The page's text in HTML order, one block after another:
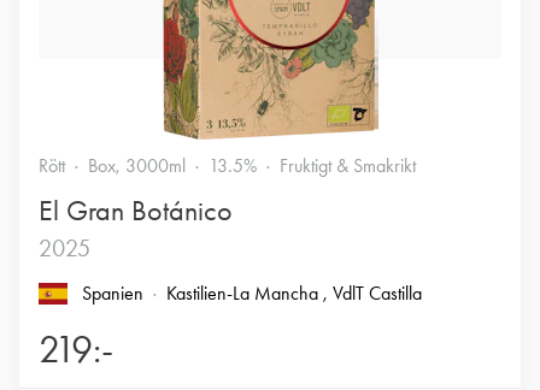
Rött Box, 3000ml 13.5% Fruktigt & Smakrikt
El Gran Botánico
2025
Spanien Kastilien-La Mancha , VdlT Castilla
219:-